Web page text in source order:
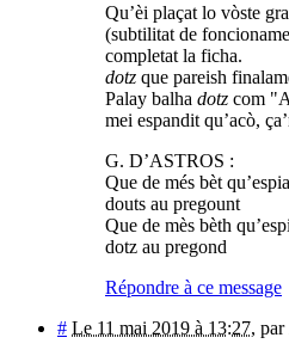
Qu’èi plaçat lo vòste
(subtilitat de
completat la ficha.
dotz que pareish
Palay balha dotz com
mei espandit qu’acò,
G. D’ASTROS :
Que de més bèt
douts au pregount
Que de mès bèth
dotz au pregond
Répondre à ce message
# Le 11 mai 2019 à 13:27, par